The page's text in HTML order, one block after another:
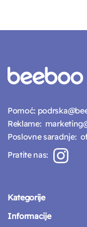
Pomoć:
Reklame:
Poslovne saradnje:
Pratite nas:
Kategorije
Informacije